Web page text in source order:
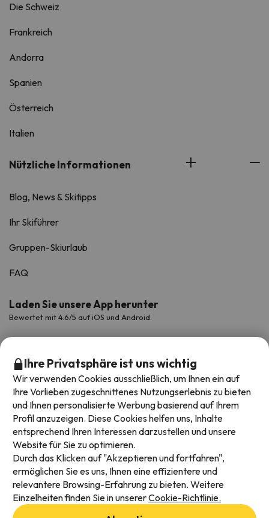
Die Schweiz
Frankreich
Andorra
Spanien
Österreich
Italien
Nützliche Informationen
Blog, News & Skitipps
Ihr Skiführer
Gruppen-Skiurlaub
FAQ
Laden Sie unsere App herunter
Bewertet mit 4.6/5 auf iOS und Android.
Verfügbare Zahlungsarten
Ihre Privatsphäre ist uns wichtig
Wir verwenden Cookies ausschließlich, um Ihnen ein auf
Ihre Vorlieben zugeschnittenes Nutzungserlebnis zu bieten
und Ihnen personalisierte Werbung basierend auf Ihrem
Profil anzuzeigen. Diese Cookies helfen uns, Inhalte
entsprechend Ihren Interessen darzustellen und unsere
Website für Sie zu optimieren.
Durch das Klicken auf "Akzeptieren und fortfahren",
ermöglichen Sie es uns, Ihnen eine effizientere und
relevantere Browsing-Erfahrung zu bieten. Weitere
Einzelheiten finden Sie in unsererCookie-Richtlinie.